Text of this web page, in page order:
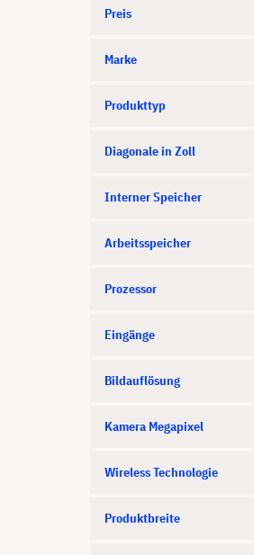
Preis
Marke
Produkttyp
Diagonale in Zoll
Interner Speicher
Arbeitsspeicher
Prozessor
Eingänge
Bildauflösung
Kamera Megapixel
Wireless Technologie
Produktbreite